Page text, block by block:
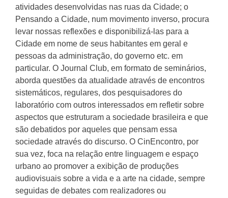
atividades desenvolvidas nas ruas da Cidade; o
Pensando a Cidade, num movimento inverso, procura
levar nossas reflexões e disponibilizá-las para a
Cidade em nome de seus habitantes em geral e
pessoas da administração, do governo etc. em
particular. O Journal Club, em formato de seminários,
aborda questões da atualidade através de encontros
sistemáticos, regulares, dos pesquisadores do
laboratório com outros interessados em refletir sobre
aspectos que estruturam a sociedade brasileira e que
são debatidos por aqueles que pensam essa
sociedade através do discurso. O CinEncontro, por
sua vez, foca na relação entre linguagem e espaço
urbano ao promover a exibição de produções
audiovisuais sobre a vida e a arte na cidade, sempre
seguidas de debates com realizadores ou